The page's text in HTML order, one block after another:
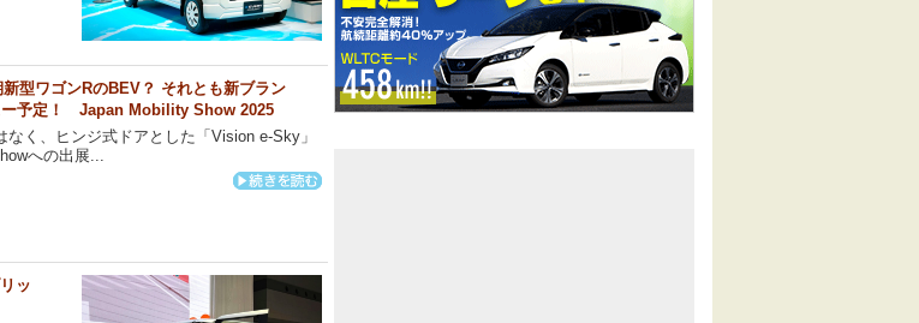
型ワゴンRのBEV？ それとも新ブラン
ー予定！ Japan Mobility Show 2025
く、ヒンジ式ドアとした「Vision e-Sky」
への出展...
ッ